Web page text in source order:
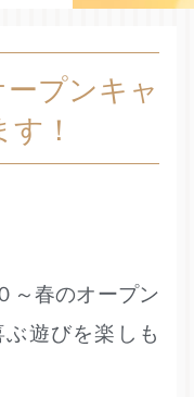
プンキャ
！
～春のオープン
遊びを楽しも